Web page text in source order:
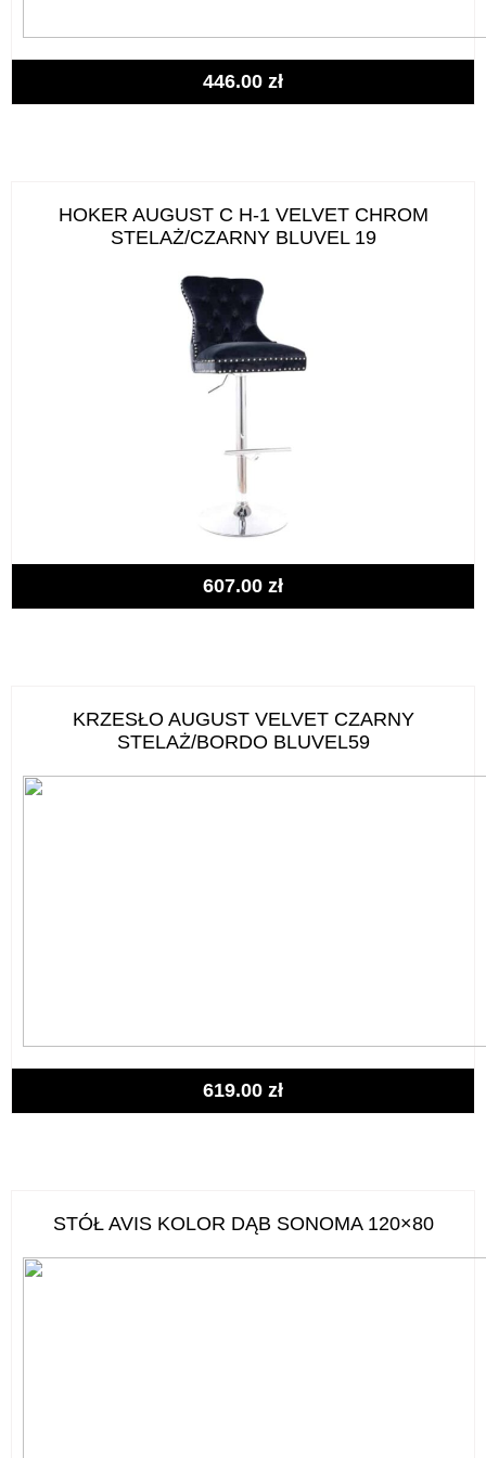
446.00 zł
HOKER AUGUST C H-1 VELVET CHROM
STELAŻ/CZARNY BLUVEL 19
607.00 zł
KRZESŁO AUGUST VELVET CZARNY
STELAŻ/BORDO BLUVEL59
619.00 zł
STÓŁ AVIS KOLOR DĄB SONOMA 120×80